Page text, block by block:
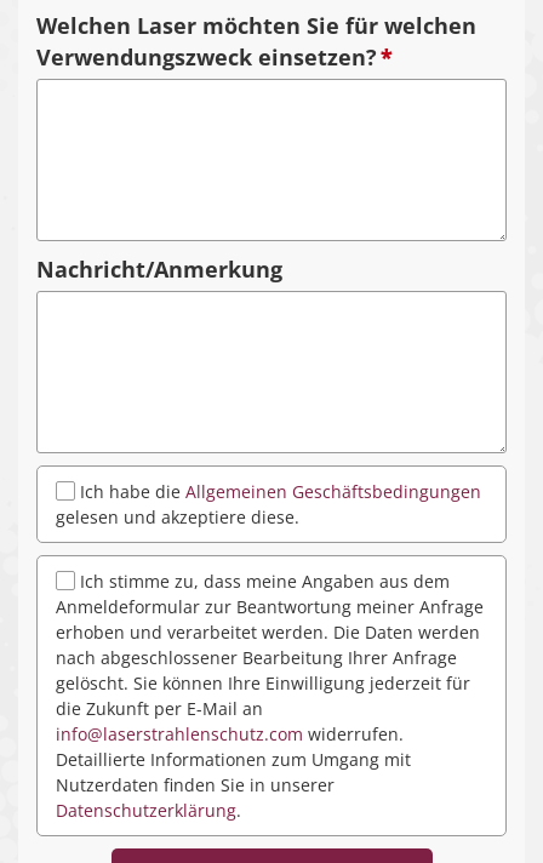
Welchen Laser möchten Sie für welchen
Verwendungszweck einsetzen?*
Nachricht/Anmerkung
Ich habe die Allgemeinen Geschäftsbedingungen
gelesen und akzeptiere diese.
Ich stimme zu, dass meine Angaben aus dem
Anmeldeformular zur Beantwortung meiner Anfrage
erhoben und verarbeitet werden. Die Daten werden
nach abgeschlossener Bearbeitung Ihrer Anfrage
gelöscht. Sie können Ihre Einwilligung jederzeit für
die Zukunft per E-Mail an
info@laserstrahlenschutz.com widerrufen.
Detaillierte Informationen zum Umgang mit
Nutzerdaten finden Sie in unserer
Datenschutzerklärung.